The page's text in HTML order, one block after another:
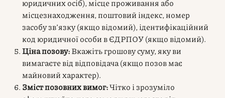
юридичних осіб), місце проживання або
місцезнаходження, поштовий індекс, номер
засобу зв’язку (якщо відомий), ідентифікаційний
код юридичної особи в ЄДРПОУ (якщо відомий).
Ціна позову:Вкажіть грошову суму, яку ви
вимагаєте від відповідача (якщо позов має
майновий характер).
Зміст позовних вимог:Чітко і зрозуміло